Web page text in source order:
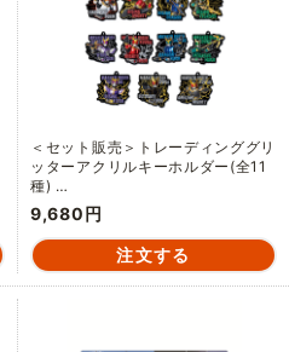
＜セット販売＞トレーディンググリ
ッターアクリルキーホルダー(全11
種) …
9,680円